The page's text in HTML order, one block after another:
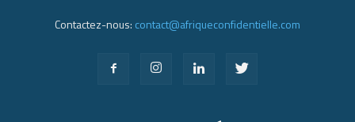
Contactez-nous: contact@afriqueconfidentielle.com